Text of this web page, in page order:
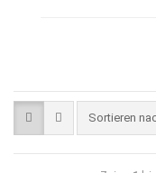
Sortieren